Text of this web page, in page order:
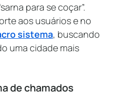
para se coçar”.
aos usuários e no
sistema, buscando
uma cidade mais
de chamados